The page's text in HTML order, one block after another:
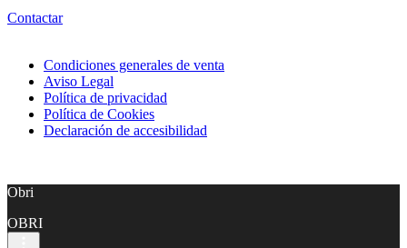
Contactar
Condiciones generales de venta
Aviso Legal
Política de privacidad
Política de Cookies
Declaración de accesibilidad
Obri
OBRI